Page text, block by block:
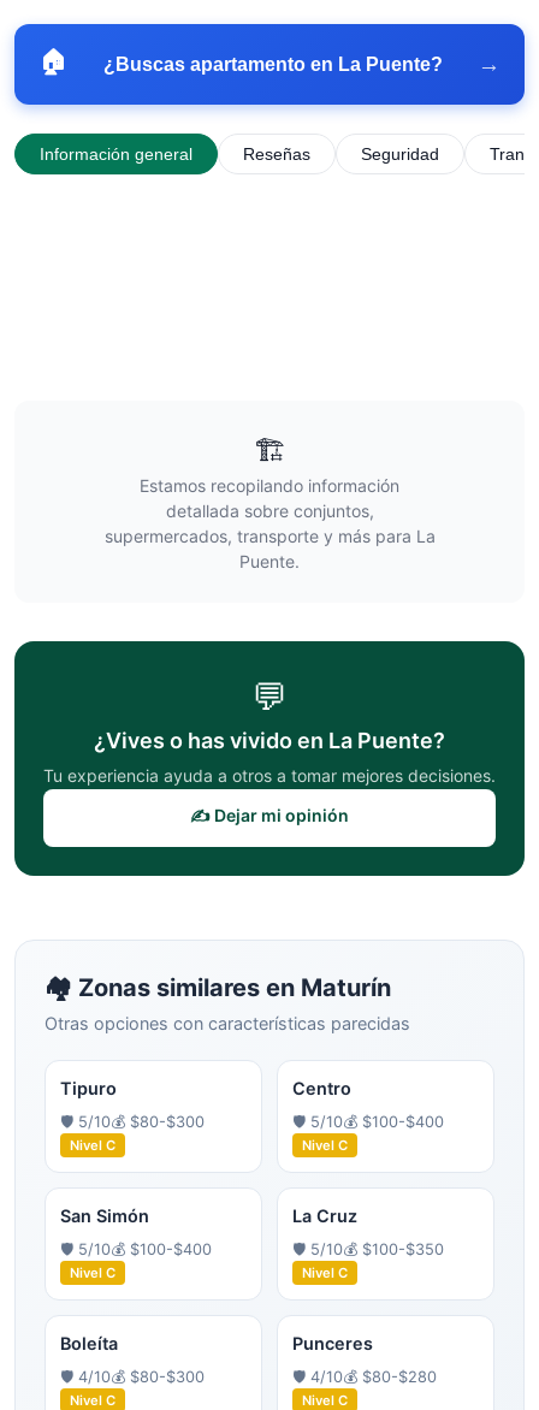
🏠 ¿Buscas apartamento en La Puente? →
Información general Reseñas Seguridad
🏗️
Estamos recopilando información
detallada sobre conjuntos,
supermercados, transporte y más para La
Puente.
💬
¿Vives o has vivido en La Puente?
Tu experiencia ayuda a otros a tomar mejores decisiones.
✍️ Dejar mi opinión
🏘️ Zonas similares en Maturín
Otras opciones con características parecidas
Tipuro
🛡️ 5/10💰 $80-$300
Nivel C
Centro
🛡️ 5/10💰 $100-$400
Nivel C
San Simón
🛡️ 5/10💰 $100-$400
Nivel C
La Cruz
🛡️ 5/10💰 $100-$350
Nivel C
Boleíta
🛡️ 4/10💰 $80-$300
Nivel C
Punceres
🛡️ 4/10💰 $80-$280
Nivel C